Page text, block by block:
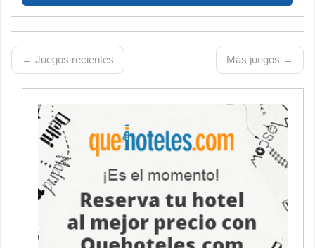
← Juegos recientes Más juegos →